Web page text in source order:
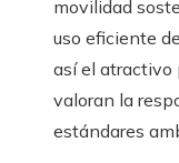
movilidad
uso eficiente
así el atractivo
valoran la
estándares